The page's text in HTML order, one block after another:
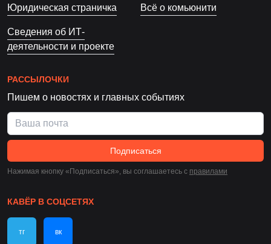
Юридическая страничка Всё о комьюнити
Сведения об ИТ-
деятельности и проекте
РАССЫЛОЧКИ
Пишем о новостях и главных событиях
Подписаться
Нажимая кнопку «Подписаться», вы соглашаетесь c правилами
КАВЁР В СОЦСЕТЯХ
тг вк